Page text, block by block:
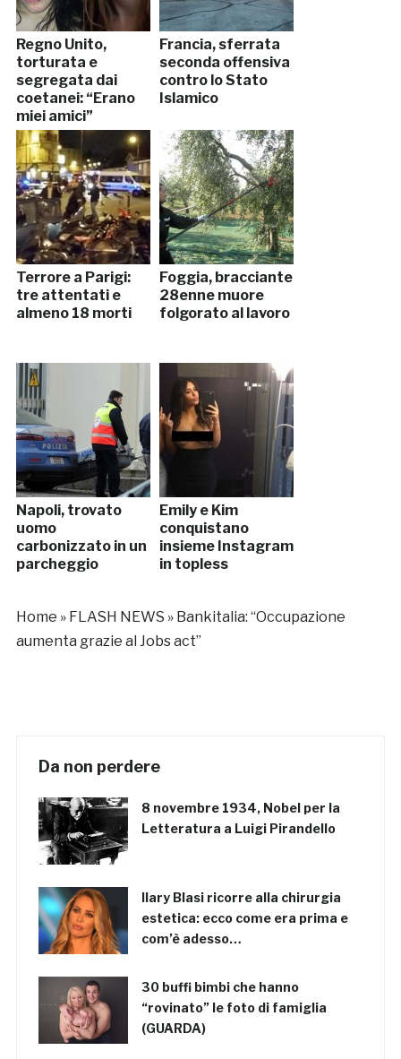
Regno Unito,
torturata e
segregata dai
coetanei: “Erano
miei amici”
Francia, sferrata
seconda offensiva
contro lo Stato
Islamico
Terrore a Parigi:
tre attentati e
almeno 18 morti
Foggia, bracciante
28enne muore
folgorato al lavoro
Napoli, trovato
uomo
carbonizzato in un
parcheggio
Emily e Kim
conquistano
insieme Instagram
in topless
Home » FLASH NEWS » Bankitalia: “Occupazione
aumenta grazie al Jobs act”
Da non perdere
8 novembre 1934, Nobel per la
Letteratura a Luigi Pirandello
Ilary Blasi ricorre alla chirurgia
estetica: ecco come era prima e
com’è adesso…
30 buffi bimbi che hanno
“rovinato” le foto di famiglia
(GUARDA)